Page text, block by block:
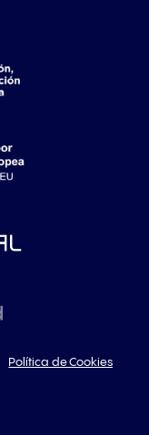
Política de Cookies